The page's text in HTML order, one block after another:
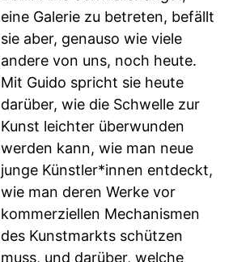
eine Galerie zu betreten, befällt
sie aber, genauso wie viele
andere von uns, noch heute.
Mit Guido spricht sie heute
darüber, wie die Schwelle zur
Kunst leichter überwunden
werden kann, wie man neue
junge Künstler*innen entdeckt,
wie man deren Werke vor
kommerziellen Mechanismen
des Kunstmarkts schützen
muss, und darüber, welche